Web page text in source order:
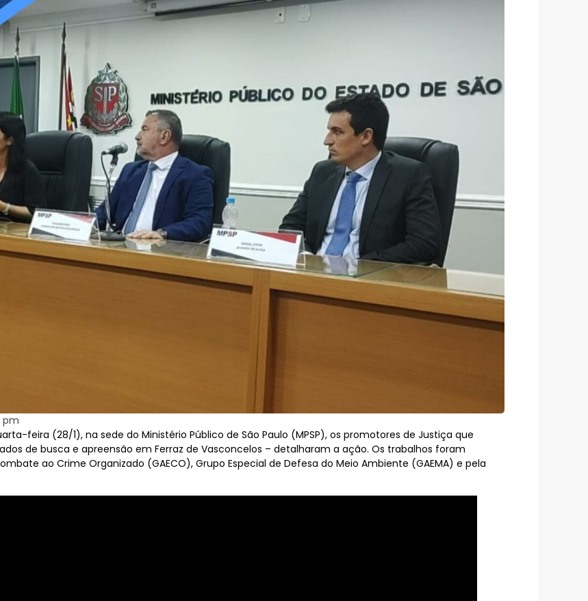
pm
feira (28/1), na sede do Ministério Público de São Paulo (MPSP), os promotores de Justiça que
de busca e apreensão em Ferraz de Vasconcelos – detalharam a ação. Os trabalhos foram
ao Crime Organizado (GAECO), Grupo Especial de Defesa do Meio Ambiente (GAEMA) e pela